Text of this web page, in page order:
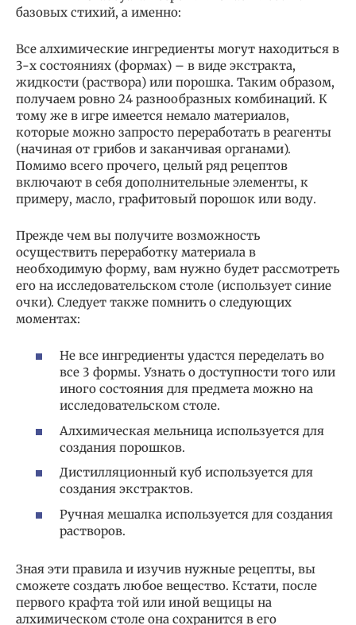
базовых стихий, а именно:
Все алхимические ингредиенты могут находиться в
3-х состояниях (формах) – в виде экстракта,
жидкости (раствора) или порошка. Таким образом,
получаем ровно 24 разнообразных комбинаций. К
тому же в игре имеется немало материалов,
которые можно запросто переработать в реагенты
(начиная от грибов и заканчивая органами).
Помимо всего прочего, целый ряд рецептов
включают в себя дополнительные элементы, к
примеру, масло, графитовый порошок или воду.
Прежде чем вы получите возможность
осуществить переработку материала в
необходимую форму, вам нужно будет рассмотреть
его на исследовательском столе (использует синие
очки). Следует также помнить о следующих
моментах:
Не все ингредиенты удастся переделать во
все 3 формы. Узнать о доступности того или
иного состояния для предмета можно на
исследовательском столе.
Алхимическая мельница используется для
создания порошков.
Дистилляционный куб используется для
создания экстрактов.
Ручная мешалка используется для создания
растворов.
Зная эти правила и изучив нужные рецепты, вы
сможете создать любое вещество. Кстати, после
первого крафта той или иной вещицы на
алхимическом столе она сохранится в его